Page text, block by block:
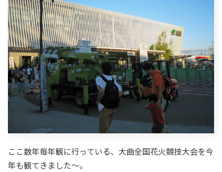
ここ数年毎年観に行っている、大曲全国花火競技大会を今
年も観てきました～。